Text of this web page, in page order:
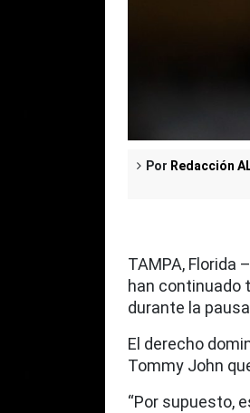
Por Redacción
TAMPA, Florida
han continuado
durante la
El derecho
Tommy John
“Por supuesto,